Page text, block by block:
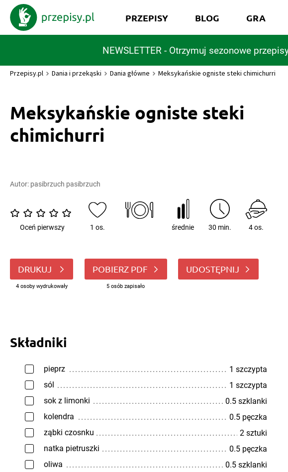
NEWSLETTER - Otrzymuj sezonowe
PRZEPISY BLOG GRA
Przepisy.pl Dania i przekąski Dania główne Meksykańskie ogniste steki chimichurri
Meksykańskie ogniste steki
chimichurri
Autor: pasibrzuch pasibrzuch
Oceń pierwszy 1 os. średnie 30 min. 4 os.
DRUKUJ
4 osoby wydrukowały
POBIERZ PDF
5 osób zapisało
UDOSTĘPNIJ
Składniki
pieprz
1 szczypta
sól
1 szczypta
sok z limonki
0.5 szklanki
kolendra
0.5 pęczka
ząbki czosnku
2 sztuki
natka pietruszki
0.5 pęczka
oliwa
0.5 szklanki